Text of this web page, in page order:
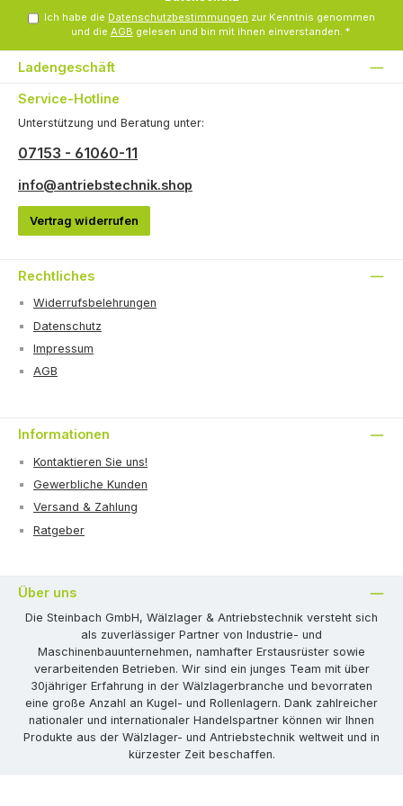
Ich habe die Datenschutzbestimmungen zur Kenntnis genommen
und die AGB gelesen und bin mit ihnen einverstanden. *
Ladengeschäft
Service-Hotline
Unterstützung und Beratung unter:
07153 - 61060-11
info@antriebstechnik.shop
Vertrag widerrufen
Rechtliches
Widerrufsbelehrungen
Datenschutz
Impressum
AGB
Informationen
Kontaktieren Sie uns!
Gewerbliche Kunden
Versand & Zahlung
Ratgeber
Über uns
Die Steinbach GmbH, Wälzlager & Antriebstechnik versteht sich
als zuverlässiger Partner von Industrie- und
Maschinenbauunternehmen, namhafter Erstausrüster sowie
verarbeitenden Betrieben. Wir sind ein junges Team mit über
30jähriger Erfahrung in der Wälzlagerbranche und bevorraten
eine große Anzahl an Kugel- und Rollenlagern. Dank zahlreicher
nationaler und internationaler Handelspartner können wir Ihnen
Produkte aus der Wälzlager- und Antriebstechnik weltweit und in
kürzester Zeit beschaffen.